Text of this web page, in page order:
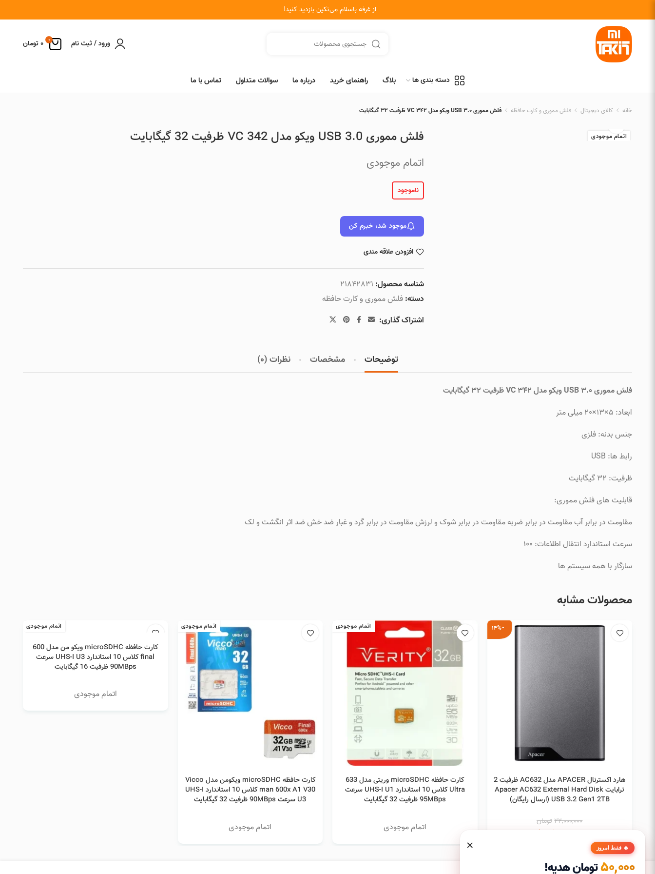
از غرفه باسلام می‌تکین بازدید کنید!
ورود / ثبت نام 0
0تومان
دسته بندی ها بلاگ راهنمای خرید درباره ما سوالات متداول تماس با ما
خانه کالای دیجیتال فلش مموری و کارت حافظه فلش مموری 3.0 USB ویکو مدل 342 VC ظرفیت 32 گیگابایت
اتمام موجودی فلش مموری 3.0 USB ویکو مدل 342 VC ظرفیت 32 گیگابایت
اتمام موجودی
ناموجود
موجود شد، خبرم کن
افزودن علاقه مندی
شناسه محصول: 21842831
دسته:فلش مموری و کارت حافظه
اشتراک گذاری:
توضیحات مشخصات نظرات (0)
فلش مموری 3.0 USB ویکو مدل 342 VC ظرفیت 32 گیگابایت
ابعاد: 5×13×20 میلی متر
جنس بدنه: فلزی
رابط ها: USB
ظرفیت: 32 گیگابایت
قابلیت های فلش مموری:
مقاومت در برابر آب مقاومت در برابر ضربه مقاومت در برابر شوک و لرزش مقاومت در برابر گرد و غبار ضد خش ضد اثر انگشت و لک
سرعت استاندارد انتقال اطلاعات: 100
سازگار با همه سیستم ها
محصولات مشابه
-14%
افزودن به سبد خرید
هارد اکسترنال APACER مدل AC632 ظرفیت 2
ترابایت Apacer AC632 External Hard Disk
USB 3.2 Gen1 2TB (ارسال رایگان)
22,000,000تومان
18,980,000 تومان
اتمام موجودی
اطلاعات بیشتر
کارت حافظه microSDHC وریتی مدل 633
Ultra کلاس 10 استاندارد UHS-I U1 سرعت
95MBps ظرفیت 32 گیگابایت
اتمام موجودی
اتمام موجودی
اطلاعات بیشتر
کارت حافظه microSDHC ویکومن مدل Vicco
man 600x A1 V30 کلاس 10 استاندارد UHS-I
U3 سرعت 90MBps ظرفیت 32 گیگابایت
اتمام موجودی
اتمام موجودی
اطلاعات بیشتر
کارت حافظه microSDHC ویکو من مدل 600
final کلاس 10 استاندارد UHS-I U3 سرعت
90MBps ظرفیت 16 گیگابایت
اتمام موجودی
× 🔥 فقط امروز
50,000تومان هدیه!